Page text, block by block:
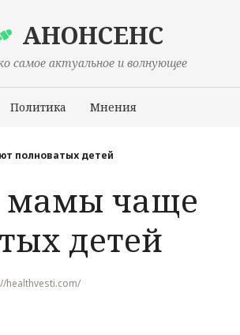
АНОНСЕНС
самое актуальное и волнующее
Политика Мнения
Происшествия
полноватых детей
мамы чаще
детей
healthvesti.com/